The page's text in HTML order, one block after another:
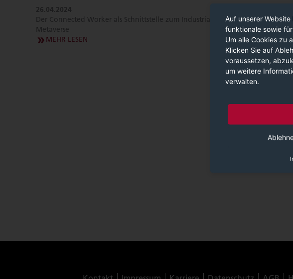
26.04.2024
Der Connected Worker als Schnittstelle zum Industrial
Metaverse
MEHR LESEN
Durch
Maschinen
MEHR LESEN
Auf unserer
funktionale sowie
Um alle Cookies zu
Klicken Sie auf
voraussetzen,
um weitere
verwalten.